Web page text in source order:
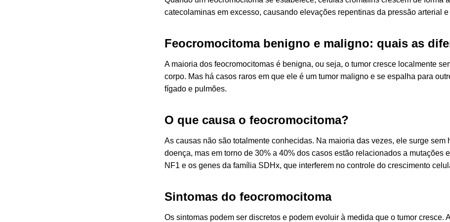
catecolaminas em excesso, causando elevações repentinas da pressão arterial
Feocromocitoma benigno e maligno: quais as
A maioria dos feocromocitomas é benigna, ou seja, o tumor cresce localmente
corpo. Mas há casos raros em que ele é um tumor maligno e se espalha para
fígado e pulmões.
O que causa o feocromocitoma?
As causas não são totalmente conhecidas. Na maioria das vezes, ele surge sem
doença, mas em torno de 30% a 40% dos casos estão relacionados a mutações
NF1 e os genes da família SDHx, que interferem no controle do crescimento
Sintomas do feocromocitoma
Os sintomas podem ser discretos e podem evoluir à medida que o tumor cresce.